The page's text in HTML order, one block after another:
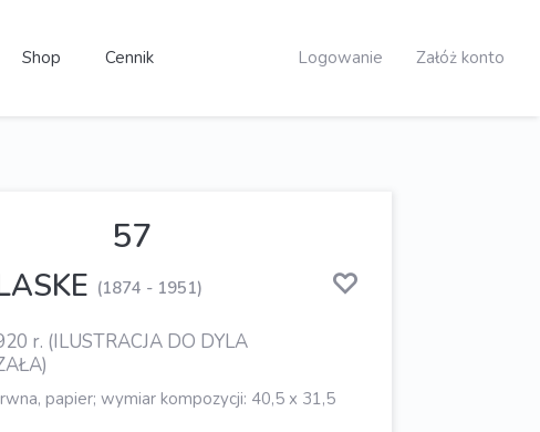
Shop Cennik Logowanie Załóż konto
57
(1874 - 1951)
r. (ILUSTRACJA DO DYLA
papier; wymiar kompozycji: 40,5 x 31,5